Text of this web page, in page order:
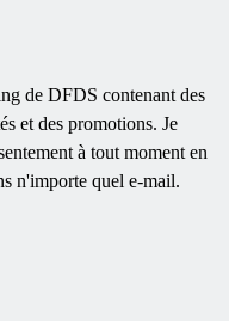
de DFDS contenant des
et des promotions. Je
à tout moment en
n'importe quel e-mail.